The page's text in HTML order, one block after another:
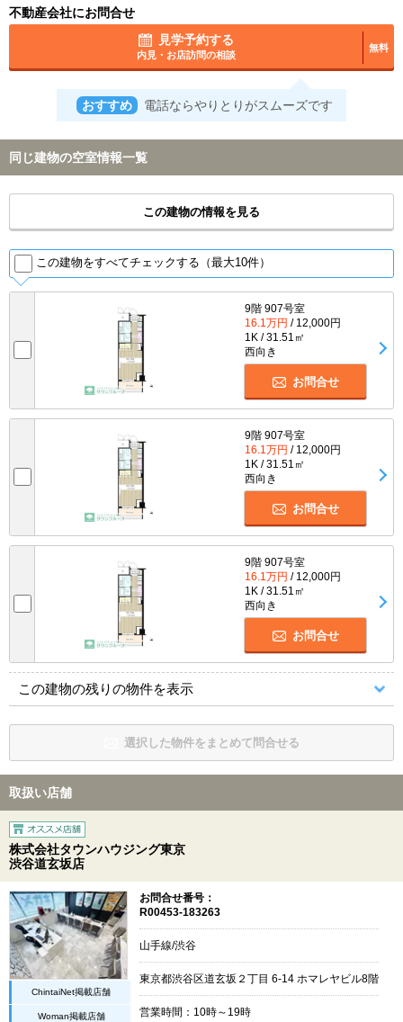
不動産会社にお問合せ
見学予約する
内見・お店訪問の相談
無料
おすすめ 電話ならやりとりがスムーズです
同じ建物の空室情報一覧
この建物の情報を見る
この建物をすべてチェックする（最大10件）
9階 907号室
16.1万円 / 12,000円
1K / 31.51㎡
西向き
お問合せ
9階 907号室
16.1万円 / 12,000円
1K / 31.51㎡
西向き
お問合せ
9階 907号室
16.1万円 / 12,000円
1K / 31.51㎡
西向き
お問合せ
この建物の残りの物件を表示
選択した物件をまとめて問合せる
取扱い店舗
株式会社タウンハウジング東京
渋谷道玄坂店
ChintaiNet掲載店舗
Woman掲載店舗
お問合せ番号：
R00453-183263
山手線/渋谷
東京都渋谷区道玄坂２丁目 6-14 ホマレヤビル8階
営業時間：10時～19時